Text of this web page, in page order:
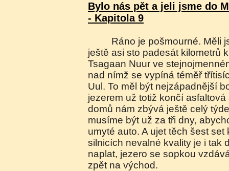
Bylo nás pět a jeli jsme do
- Kapitola 9
Ráno je pošmourné. Měli jsme v úmyslu popojet
ještě asi sto padesát kilometrů
Tsagaan Nuur ve
nad nímž se vypíná téměř
Uul. To měl být nejzápadnější
jezerem už totiž končí
domů nám zbývá ještě celý
musíme být už za tři dny,
umyté auto. A ujet těch šest set
silnicích nevalné kvality je i tak
naplat, jezero se sopkou
zpět na východ.